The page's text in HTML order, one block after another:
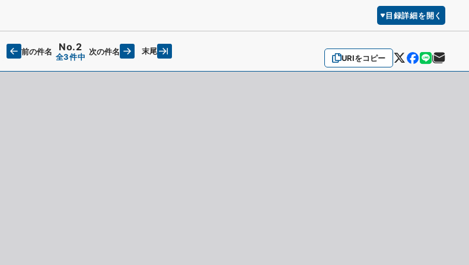
目録詳細を開く
URIをコピー
前の件名 No.2
全3件中
次の件名 末尾